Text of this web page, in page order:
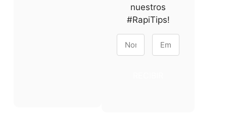
nuestros
#RapiTips!